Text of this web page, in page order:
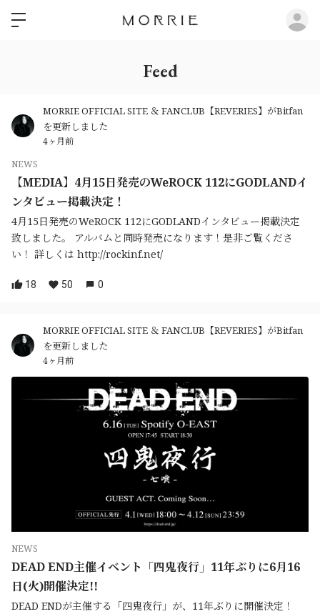
Feed
MORRIE OFFICIAL SITE ＆ FANCLUB【REVERIES】がBitfan
を更新しました
4ヶ月前
NEWS
【MEDIA】4月15日発売のWeROCK 112にGODLANDイ
ンタビュー掲載決定！
4月15日発売のWeROCK 112にGODLANDインタビュー掲載決定
致しました。 アルバムと同時発売になります！是非ご覧くださ
い！ 詳しくは http://rockinf.net/
18 50 0
MORRIE OFFICIAL SITE ＆ FANCLUB【REVERIES】がBitfan
を更新しました
4ヶ月前
NEWS
DEAD END主催イベント「四鬼夜行」11年ぶりに6月16
日(火)開催決定!!
DEAD ENDが主催する「四鬼夜行」が、11年ぶりに開催決定！